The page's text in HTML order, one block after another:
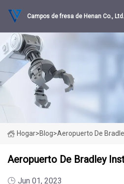
Campos de fresa de Henan Co., Ltd.
Hogar>Blog>Aeropuerto De
Aeropuerto De Bradley
Jun 01, 2023